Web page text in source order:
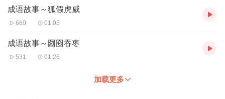
成语故事～狐假虎威
660 01:05
成语故事～囫囵吞枣
531 01:26
加载更多